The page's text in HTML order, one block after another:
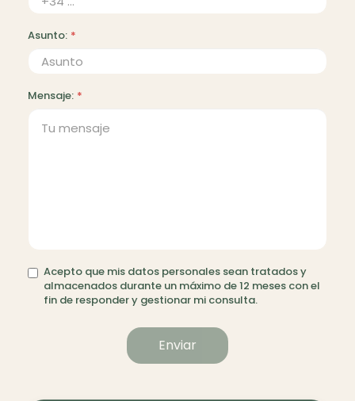
Asunto: *
Mensaje: *
Acepto que mis datos personales sean tratados y
almacenados durante un máximo de 12 meses con el
fin de responder y gestionar mi consulta.
Enviar